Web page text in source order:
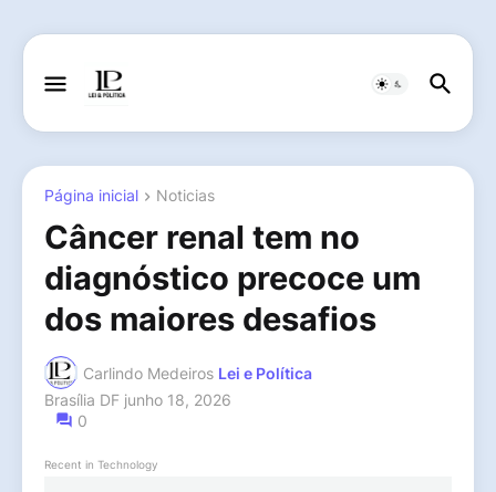
Página inicial Noticias
Câncer renal tem no
diagnóstico precoce um
dos maiores desafios
Carlindo Medeiros Lei e Política
Brasília DF junho 18, 2026
0
Recent in Technology